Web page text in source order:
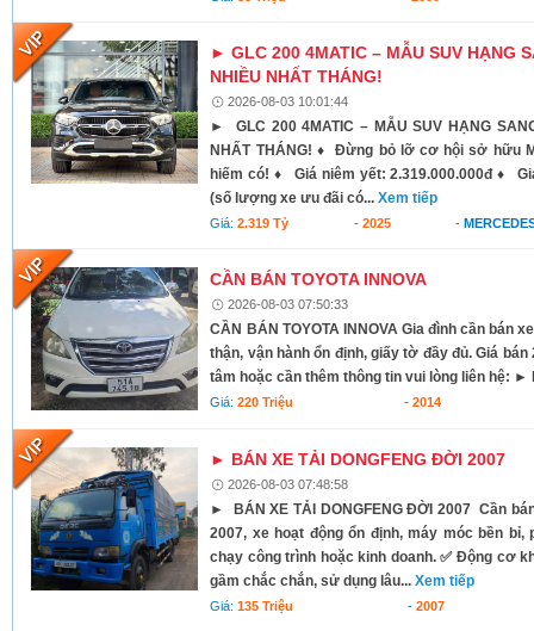
► GLC 200 4MATIC – MẪU SUV HẠNG
NHIỀU NHẤT THÁNG!
2026-08-03 10:01:44
► GLC 200 4MATIC – MẪU SUV HẠNG
NHẤT THÁNG! ♦ Đừng bỏ lỡ cơ hội sở hữu
hiếm có! ♦ Giá niêm yết: 2.319.000.000đ ♦
(số lượng xe ưu đãi có...Xem tiếp
Giá:2.319 Tỷ - 2025 -
CẦN BÁN TOYOTA INNOVA
2026-08-03 07:50:33
CẦN BÁN TOYOTA INNOVA Gia đình cần bán
thận, vận hành ổn định, giấy tờ đầy đủ. Giá
tâm hoặc cần thêm thông tin vui lòng liên hệ: ►
Giá:220 Triệu - 2014
► BÁN XE TẢI DONGFENG ĐỜI 2007
2026-08-03 07:48:58
► BÁN XE TẢI DONGFENG ĐỜI 2007 Cần
2007, xe hoạt động ổn định, máy móc bền bỉ,
chạy công trình hoặc kinh doanh. ✅ Động cơ
gầm chắc chắn, sử dụng lâu...Xem tiếp
Giá:135 Triệu -2007